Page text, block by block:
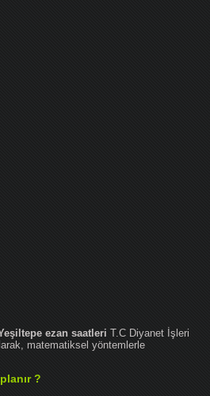
ezan saatleri T.C Diyanet İşleri
matematiksel yöntemlerle
?